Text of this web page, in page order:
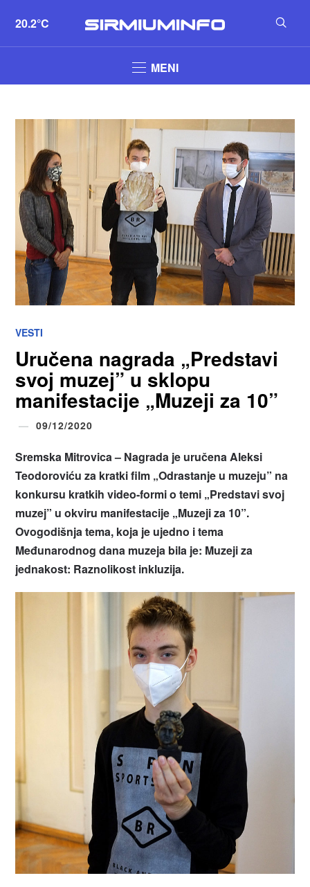
20.2°C
MENI
VESTI
Uručena nagrada „Predstavi
svoj muzej” u sklopu
manifestacije „Muzeji za 10”
09/12/2020
Sremska Mitrovica – Nagrada je uručena Aleksi
Teodoroviću za kratki film „Odrastanje u muzeju” na
konkursu kratkih video-formi o temi „Predstavi svoj
muzej” u okviru manifestacije „Muzeji za 10”.
Ovogodišnja tema, koja je ujedno i tema
Međunarodnog dana muzeja bila je: Muzeji za
jednakost: Raznolikost inkluzija.